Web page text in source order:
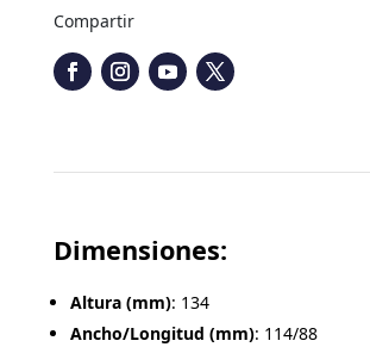
Compartir
Dimensiones:
Altura (mm): 134
Ancho/Longitud (mm): 114/88